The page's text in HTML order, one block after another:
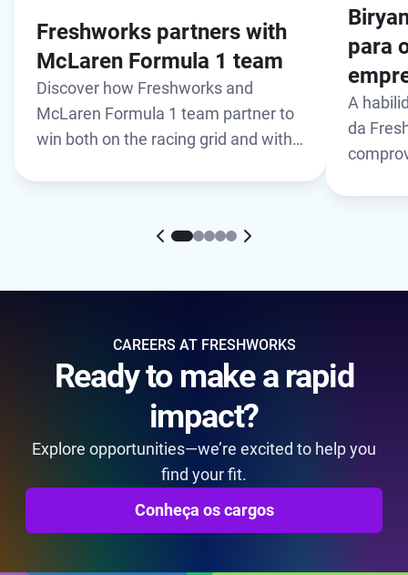
Freshworks partners with
McLaren Formula 1 team
Discover how Freshworks and
McLaren Formula 1 team partner to
win both on the racing grid and with
para
A
da
CAREERS AT FRESHWORKS
Ready to make a rapid
impact?
Explore opportunities—we’re excited to help you
find your fit.
Conheça os cargos